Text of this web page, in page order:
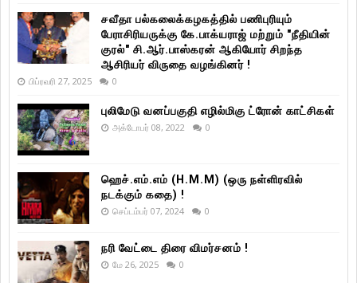
சவீதா பல்கலைக்கழகத்தில் பணிபுரியும்
பேராசிரியருக்கு கே.பாக்யராஜ் மற்றும் "நீதியின்
குரல்" சி.ஆர்.பாஸ்கரன் ஆகியோர் சிறந்த
ஆசிரியர் விருதை வழங்கினர் !
பிப்ரவரி 27, 2025 0
புலிமேடு வனப்பகுதி எழில்மிகு ட்ரோன் காட்சிகள்
அக்டோபர் 08, 2022 0
ஹெச்.எம்.எம் (H.M.M) (ஒரு நள்ளிரவில்
நடக்கும் கதை) !
செப்டம்பர் 07, 2024 0
நரி வேட்டை திரை விமர்சனம் !
மே 26, 2025 0